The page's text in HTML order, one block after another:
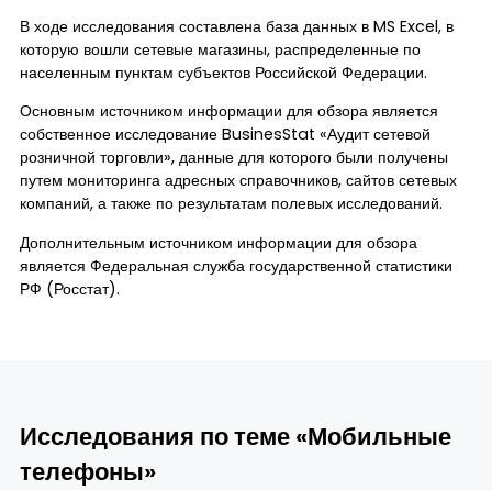
В ходе исследования составлена база данных в MS Excel, в
которую вошли сетевые магазины, распределенные по
населенным пунктам субъектов Российской Федерации.
Основным источником информации для обзора является
собственное исследование BusinesStat «Аудит сетевой
розничной торговли», данные для которого были получены
путем мониторинга адресных справочников, сайтов сетевых
компаний, а также по результатам полевых исследований.
Дополнительным источником информации для обзора
является Федеральная служба государственной статистики
РФ (Росстат).
Исследования по теме «Мобильные
телефоны»